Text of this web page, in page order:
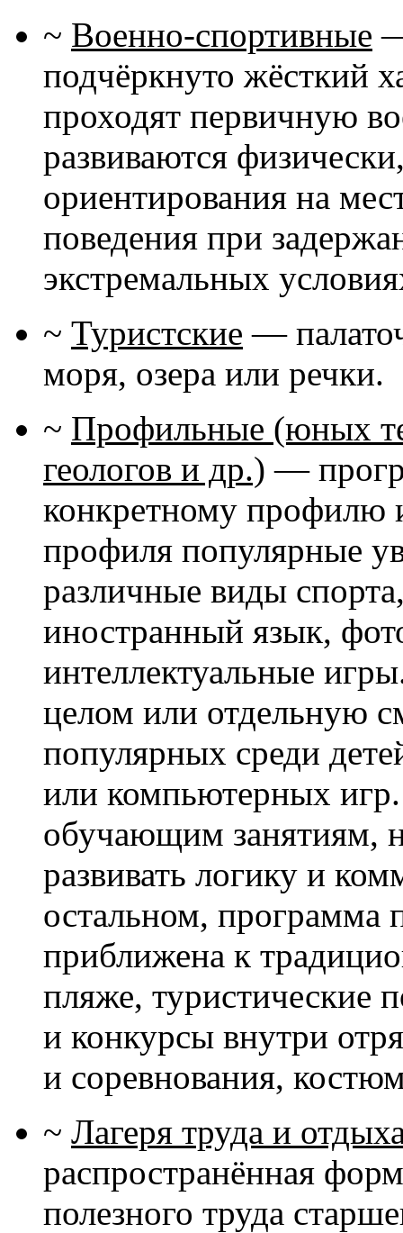
~ Военно-спортивные
подчёркнуто жёсткий
проходят первичную
развиваются
ориентирования на
поведения при
экстремальных
~ Туристские —
моря, озера или речки.
~ Профильные (юных
геологов и др.) —
конкретному профилю
профиля популярные
различные виды
иностранный язык,
интеллектуальные
целом или отдельную
популярных среди
или компьютерных
обучающим занятиям,
развивать логику и
остальном, программа
приближена к
пляже, туристические
и конкурсы внутри
и соревнования,
~ Лагеря труда и
распространённая
полезного труда